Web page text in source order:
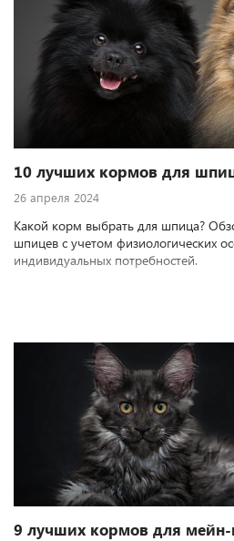
10 лучших кормов для
26 апреля 2024
Какой корм выбрать для шпица?
шпицев с учетом физиологических
индивидуальных потребностей.
9 лучших кормов для мейн-